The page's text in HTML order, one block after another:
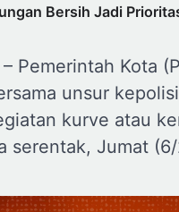
Bersih Jadi
– Pemerintah Kota
unsur
kurve atau
serentak, Jumat